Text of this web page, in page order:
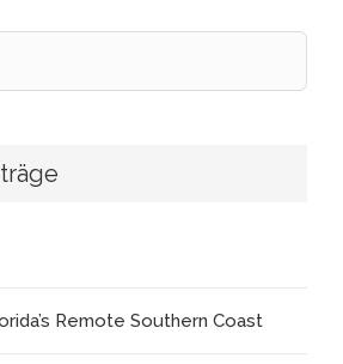
Remote Southern Coast